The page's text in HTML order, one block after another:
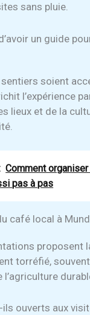
sans pluie.
un guide
soient
l’expérience
lieux et de la
Comment organiser
pas à pas
café local à
proposent
torréfié,
ouverts aux